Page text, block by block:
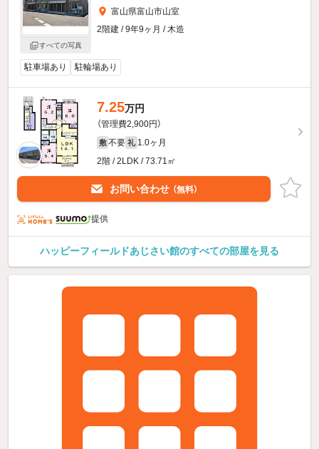
すべての写真
富山県富山市山室
2階建 / 9年9ヶ月 / 木造
駐車場あり 駐輪場あり
7.25万円
（管理費2,900円）
敷 不要 礼 1.0ヶ月
2階 / 2LDK / 73.71㎡
お問い合わせ （無料）
提供
ハッピーフィールドあじさい館のすべての部屋を見る